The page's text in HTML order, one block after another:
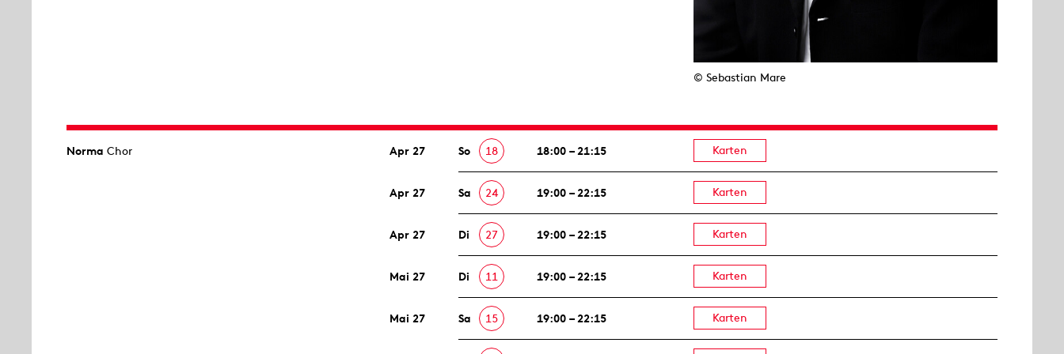
© Sebastian Mare
Norma Chor Apr 27 So 18 18:00 – 21:15 Karten
Apr 27 Sa 24 19:00 – 22:15 Karten
Apr 27 Di 27 19:00 – 22:15 Karten
Mai 27 Di 11 19:00 – 22:15 Karten
Mai 27 Sa 15 19:00 – 22:15 Karten